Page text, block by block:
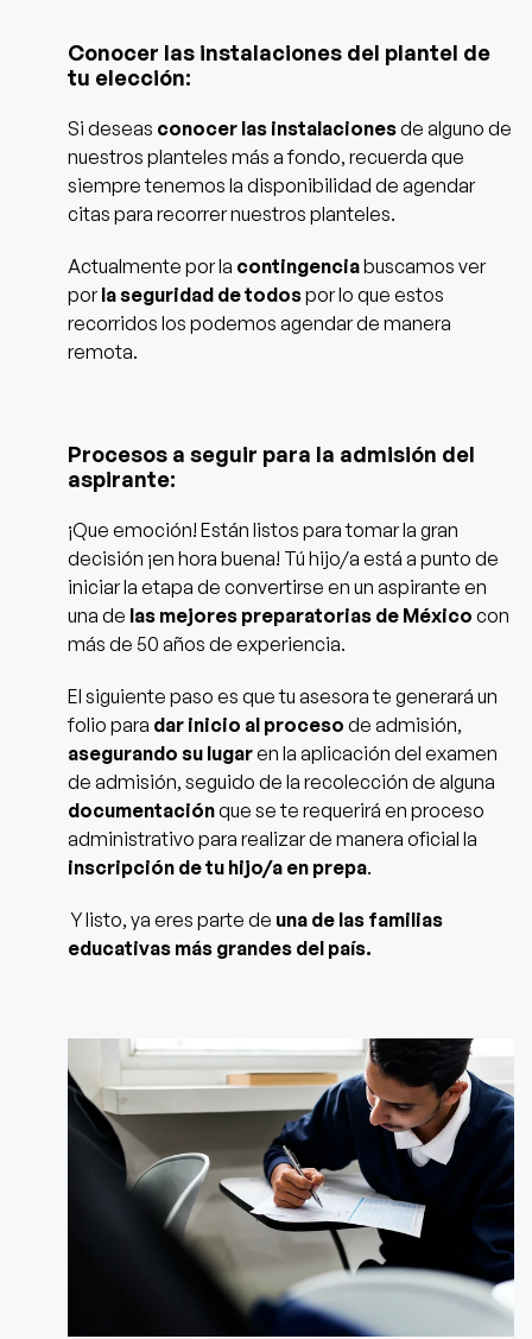
Conocer las instalaciones del plantel de
tu elección:
Si deseas conocer las instalacionesde alguno de
nuestros planteles más a fondo, recuerda que
siempre tenemos la disponibilidad de agendar
citas para recorrer nuestros planteles.
Actualmente por la contingenciabuscamos ver
porla seguridad de todospor lo que estos
recorridos los podemos agendar de manera
remota.
Procesos a seguir para la admisión del
aspirante:
¡Que emoción! Están listos para tomar la gran
decisión ¡en hora buena! Tú hijo/a está a punto de
iniciar la etapa de convertirse en un aspirante en
una de las mejores preparatorias de México con
más de 50 años de experiencia.
El siguiente paso es que tu asesora te generará un
folio para dar inicio al proceso de admisión,
asegurando su lugaren la aplicación del examen
de admisión, seguido de la recolección de alguna
documentaciónque se te requerirá en proceso
administrativo para realizar de manera oficial la
inscripción de tu hijo/a en prepa.
Y listo, ya eres parte de una de las familias
educativas más grandes del país.